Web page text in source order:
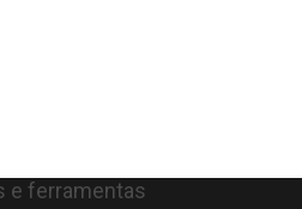
e ferramentas